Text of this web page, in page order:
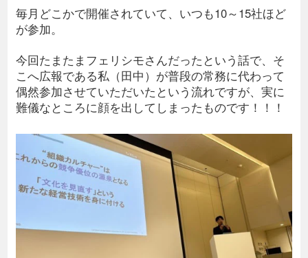
毎月どこかで開催されていて、いつも10～15社ほど
が参加。
今回たまたまフェリシモさんだったという話で、そ
こへ広報である私（田中）が普段の常務に代わって
偶然参加させていただいたという流れですが、実に
難儀なところに顔を出してしまったものです！！！